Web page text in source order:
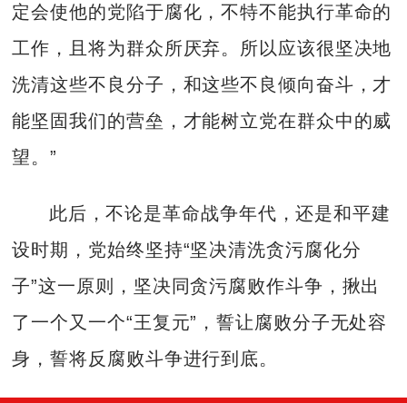
定会使他的党陷于腐化，不特不能执行革命的
工作，且将为群众所厌弃。所以应该很坚决地
洗清这些不良分子，和这些不良倾向奋斗，才
能坚固我们的营垒，才能树立党在群众中的威
望。”
此后，不论是革命战争年代，还是和平建
设时期，党始终坚持“坚决清洗贪污腐化分
子”这一原则，坚决同贪污腐败作斗争，揪出
了一个又一个“王复元”，誓让腐败分子无处容
身，誓将反腐败斗争进行到底。